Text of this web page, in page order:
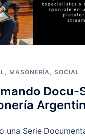
MASONERÍA SOCIAL
Docu-
una Serie